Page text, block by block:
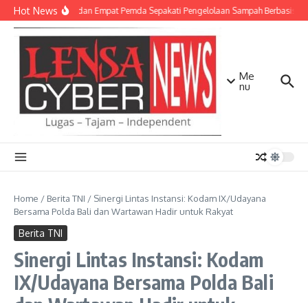
Lewati ke konten
Hot NewsTNI AD dan Empat Pemda Sepakati Pengelolaan Sampah Berbasis
Me
nu
Home / Berita TNI / Sinergi Lintas Instansi: Kodam IX/Udayana
Bersama Polda Bali dan Wartawan Hadir untuk Rakyat
Berita TNI
Sinergi Lintas Instansi: Kodam
IX/Udayana Bersama Polda Bali